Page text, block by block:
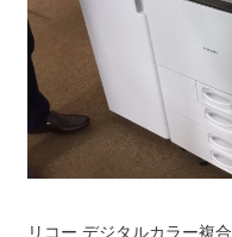
リコー デジタルカラー複合